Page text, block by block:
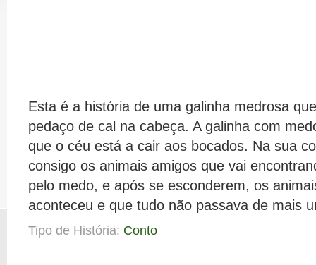
Esta é a história de uma galinha medrosa
pedaço de cal na cabeça. A galinha com
que o céu está a cair aos bocados. Na sua
consigo os animais amigos que vai
pelo medo, e após se esconderem, os
aconteceu e que tudo não passava de mais
Tipo de História: Conto